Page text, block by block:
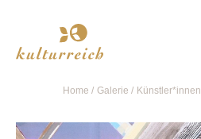
Home Galerie Künstler*innen